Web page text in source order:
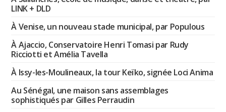
LINK + DLD
À Venise, un nouveau stade municipal, par Populous
À Ajaccio, Conservatoire Henri Tomasi par Rudy
Ricciotti et Amélia Tavella
À Issy-les-Moulineaux, la tour Keïko, signée Loci Anima
Au Sénégal, une maison sans assemblages
sophistiqués par Gilles Perraudin